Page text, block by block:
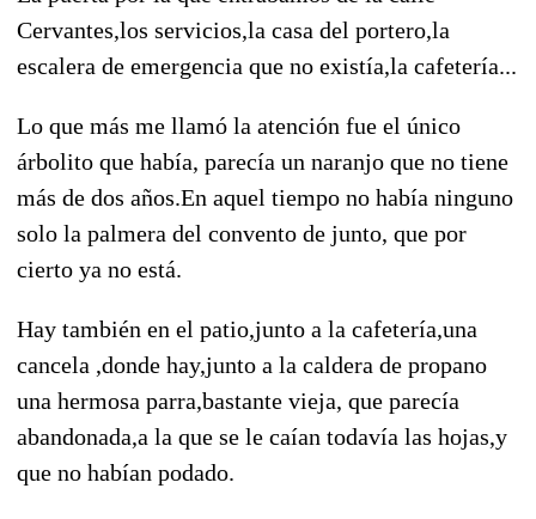
Cervantes,los servicios,la casa del portero,la
escalera de emergencia que no existía,la cafetería...
Lo que más me llamó la atención fue el único
árbolito que había, parecía un naranjo que no tiene
más de dos años.En aquel tiempo no había ninguno
solo la palmera del convento de junto, que por
cierto ya no está.
Hay también en el patio,junto a la cafetería,una
cancela ,donde hay,junto a la caldera de propano
una hermosa parra,bastante vieja, que parecía
abandonada,a la que se le caían todavía las hojas,y
que no habían podado.